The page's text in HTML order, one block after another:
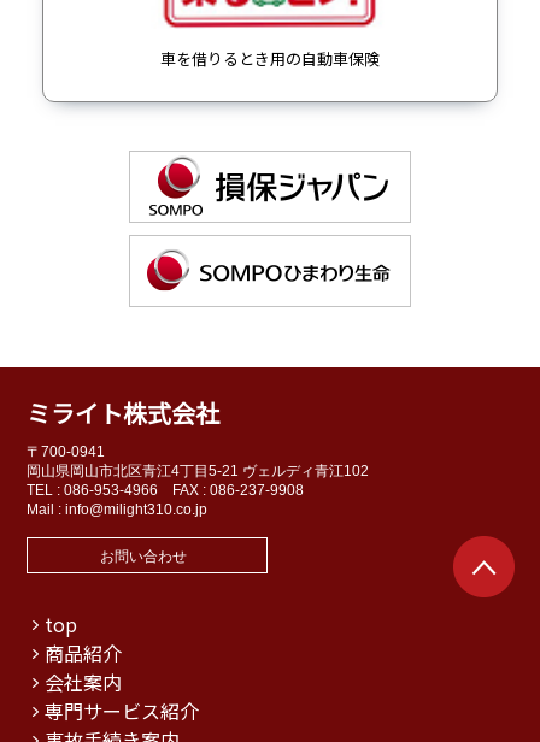
車を借りるとき用の自動車保険
ミライト株式会社
〒700-0941
岡山県岡山市北区青江4丁目5-21 ヴェルディ青江102
TEL : 086-953-4966
FAX : 086-237-9908
Mail : info@milight310.co.jp
お問い合わせ
top
商品紹介
会社案内
専門サービス紹介